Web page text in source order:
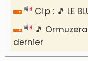
Clip : 🎵 LE
🎵
dernier